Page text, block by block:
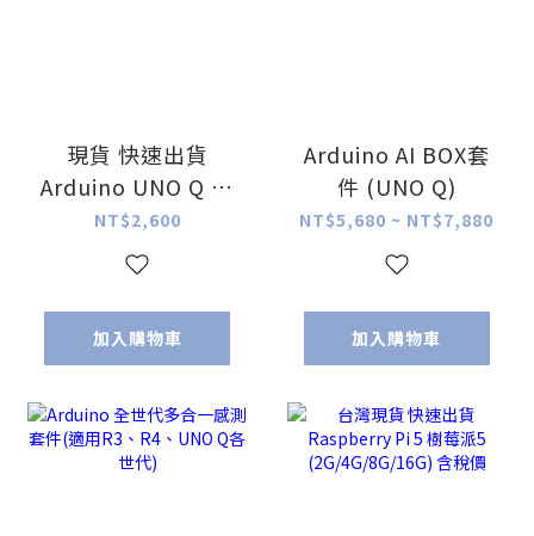
現貨 快速出貨
Arduino UNO Q 控
制板 (4GB)
NT$2,600
加入購物車
Arduino AI BOX套
件 (UNO Q)
NT$5,680 ~ NT$7,880
加入購物車